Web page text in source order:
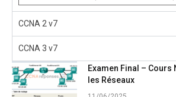
CCNA 2 v7
CCNA 3 v7
Examen Final –
les Réseaux